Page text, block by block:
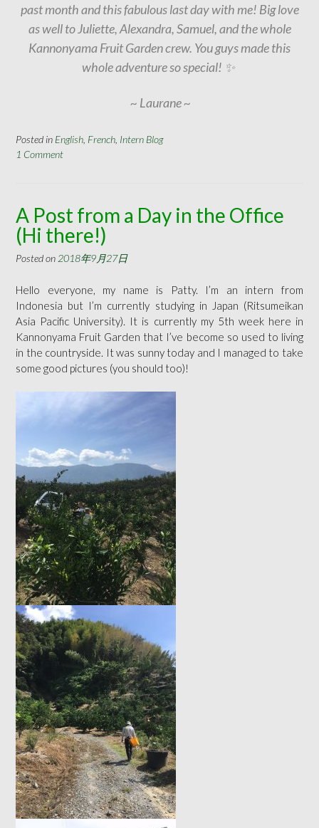
past month and this fabulous last day with me! Big love
as well to Juliette, Alexandra, Samuel, and the whole
Kannonyama Fruit Garden crew. You guys made this
whole adventure so special! ✨
~ Laurane ~
Posted in English French Intern Blog
1 Comment
A Post from a Day in the Office
(Hi there!)
Posted on 2018年9月27日
Hello everyone, my name is Patty. I’m an intern from
Indonesia but I’m currently studying in Japan (Ritsumeikan
Asia Pacific University). It is currently my 5th week here in
Kannonyama Fruit Garden that I’ve become so used to living
in the countryside. It was sunny today and I managed to take
some good pictures (you should too)!